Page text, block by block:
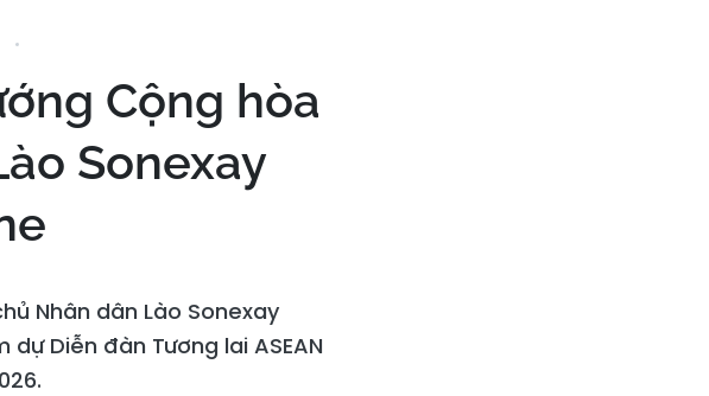
Cộng hòa
Sonexay
Nhân dân Lào Sonexay
Diễn đàn Tương lai ASEAN